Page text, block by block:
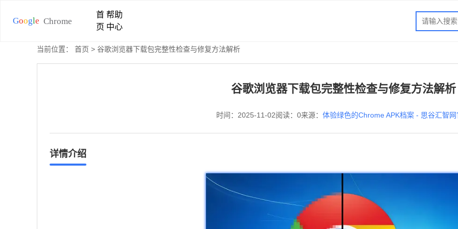
首
页
帮助
中心
当前位置： 首页 > 谷歌浏览器下载包完整性检查与修复方法解析
谷歌浏览器下载包完整性检查与修复方法解析
时间：2025-11-02阅读：0来源： 体验绿色的Chrome APK档案 - 思谷汇智网
详情介绍